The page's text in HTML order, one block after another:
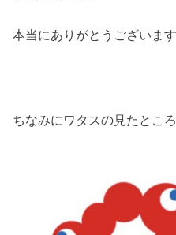
本当にありがとうございます
ちなみにワタスの見たとこ